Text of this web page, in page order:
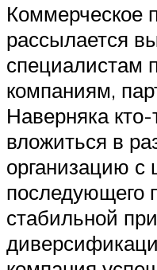
Коммерческое
рассылается
специалистам
компаниям,
Наверняка
вложиться в
организацию с
последующего
стабильной